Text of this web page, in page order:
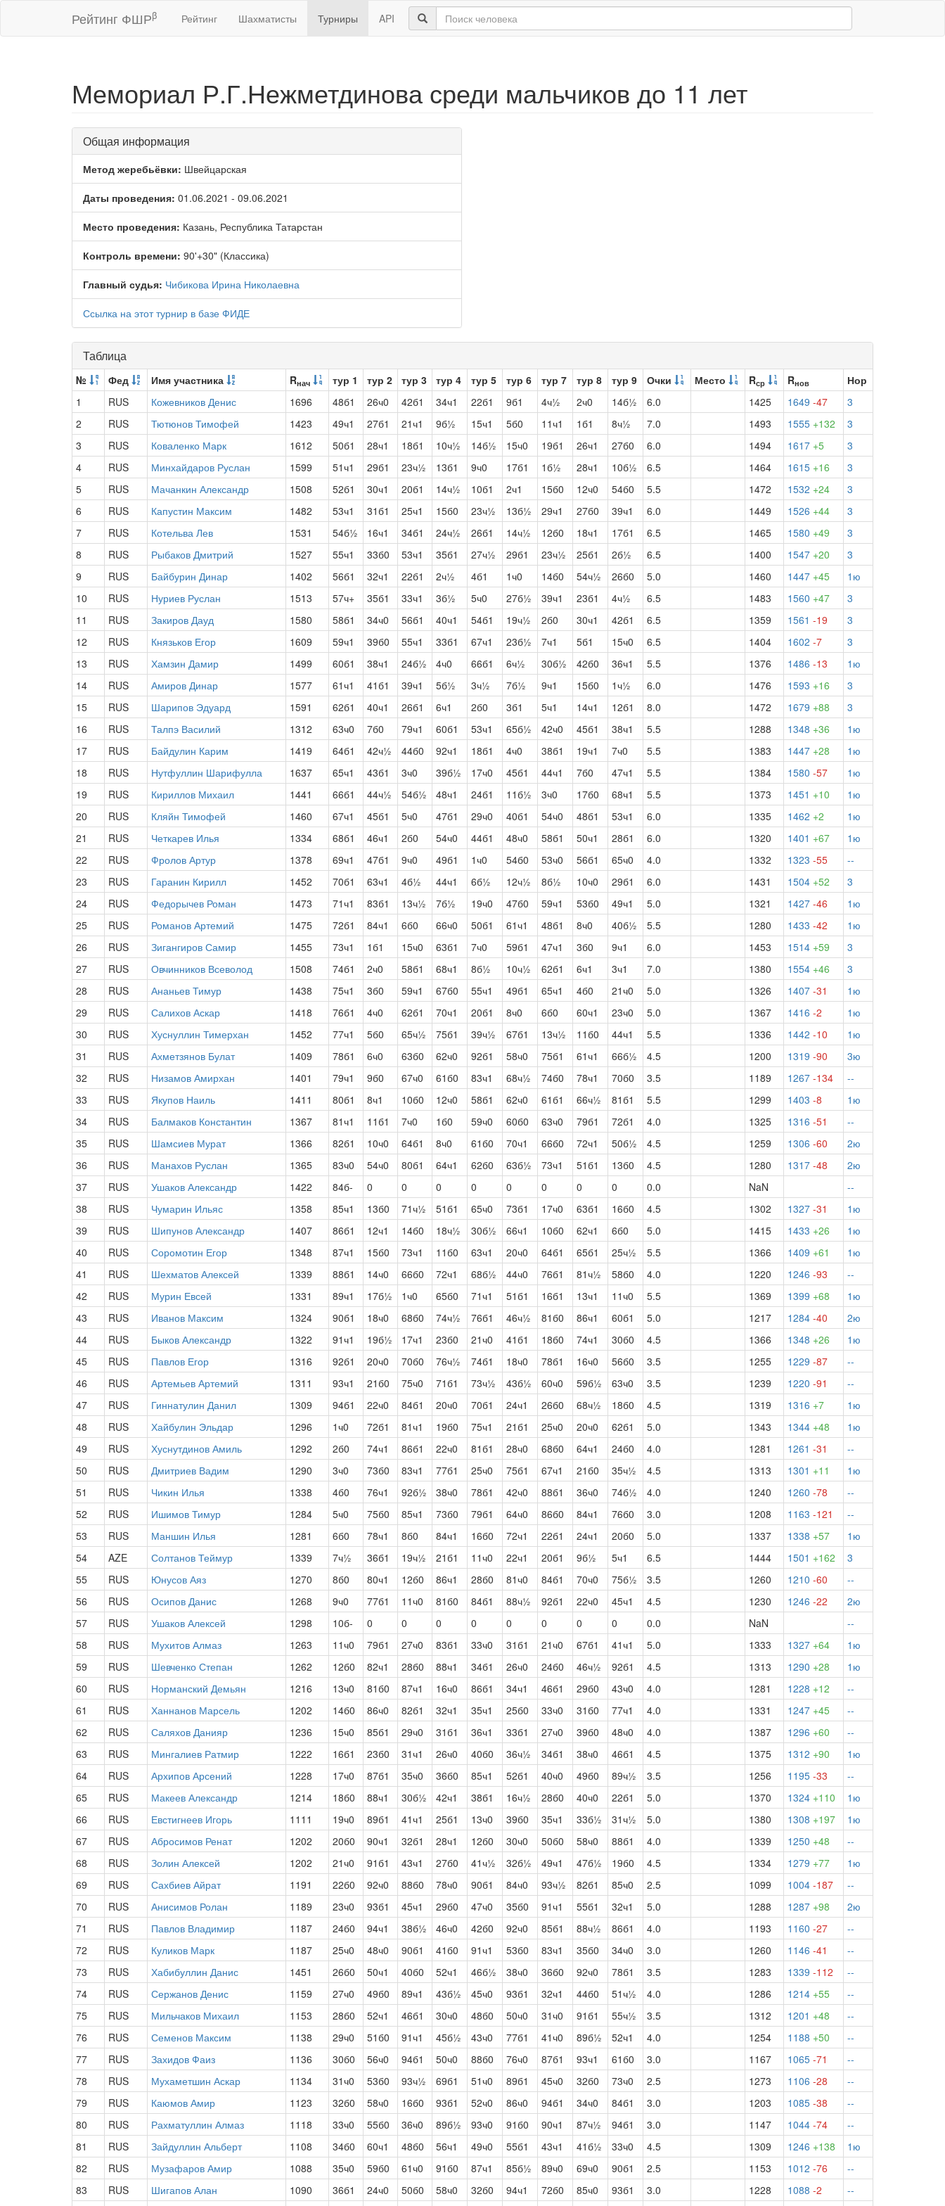
Рейтинг ФШРβ Рейтинг Шахматисты Турниры API
Мемориал Р.Г.Нежметдинова среди мальчиков до 11 лет
Общая информация
Метод жеребьёвки: Швейцарская
Даты проведения: 01.06.2021 - 09.06.2021
Место проведения: Казань, Республика Татарстан
Контроль времени: 90'+30" (Классика)
Главный судья: Чибикова Ирина Николаевна
Ссылка на этот турнир в базе ФИДЕ
Таблица
№ Фед Имя участника Rнач тур 1 тур 2 тур 3 тур 4 тур 5 тур 6 тур 7 тур 8 тур 9 Очки Место Rср Rнов
Нор
1
RUS Кожевников Денис 1696 48б1 26ч0 42б1 34ч1 22б1 9б1 4ч½ 2ч0 14б½ 6.0 1425 1649 -47
3
2
RUS Тютюнов Тимофей 1423 49ч1 27б1 21ч1 9б½ 15ч1 5б0 11ч1 1б1 8ч½ 7.0 1493 1555 +132
3
3
RUS Коваленко Марк 1612 50б1 28ч1 18б1 10ч½ 14б½ 15ч0 19б1 26ч1 27б0 6.0 1494 1617 +5
3
4
RUS Минхайдаров Руслан 1599 51ч1 29б1 23ч½ 13б1 9ч0 17б1 1б½ 28ч1 10б½ 6.5 1464 1615 +16
3
5
RUS Мачанкин Александр 1508 52б1 30ч1 20б1 14ч½ 10б1 2ч1 15б0 12ч0 54б0 5.5 1472 1532 +24
3
6
RUS Капустин Максим 1482 53ч1 31б1 25ч1 15б0 23ч½ 13б½ 29ч1 27б0 39ч1 6.0 1449 1526 +44
3
7
RUS Котельва Лев 1531 54б½ 16ч1 34б1 24ч½ 26б1 14ч½ 12б0 18ч1 17б1 6.5 1465 1580 +49
3
8
RUS Рыбаков Дмитрий 1527 55ч1 33б0 53ч1 35б1 27ч½ 29б1 23ч½ 25б1 2б½ 6.5 1400 1547 +20
3
9
RUS Байбурин Динар 1402 56б1 32ч1 22б1 2ч½ 4б1 1ч0 14б0 54ч½ 26б0 5.0 1460 1447 +45
1ю
10
RUS Нуриев Руслан 1513 57ч+ 35б1 33ч1 3б½ 5ч0 27б½ 39ч1 23б1 4ч½ 6.5 1483 1560 +47
3
11
RUS Закиров Дауд 1580 58б1 34ч0 56б1 40ч1 54б1 19ч½ 2б0 30ч1 42б1 6.5 1359 1561 -19
3
12
RUS Князьков Егор 1609 59ч1 39б0 55ч1 33б1 67ч1 23б½ 7ч1 5б1 15ч0 6.5 1404 1602 -7
3
13
RUS Хамзин Дамир 1499 60б1 38ч1 24б½ 4ч0 66б1 6ч½ 30б½ 42б0 36ч1 5.5 1376 1486 -13
1ю
14
RUS Амиров Динар 1577 61ч1 41б1 39ч1 5б½ 3ч½ 7б½ 9ч1 15б0 1ч½ 6.0 1476 1593 +16
3
15
RUS Шарипов Эдуард 1591 62б1 40ч1 26б1 6ч1 2б0 3б1 5ч1 14ч1 12б1 8.0 1472 1679 +88
3
16
RUS Талпэ Василий 1312 63ч0 7б0 79ч1 60б1 53ч1 65б½ 42ч0 45б1 38ч1 5.5 1288 1348 +36
1ю
17
RUS Байдулин Карим 1419 64б1 42ч½ 44б0 92ч1 18б1 4ч0 38б1 19ч1 7ч0 5.5 1383 1447 +28
1ю
18
RUS Нутфуллин Шарифулла 1637 65ч1 43б1 3ч0 39б½ 17ч0 45б1 44ч1 7б0 47ч1 5.5 1384 1580 -57
1ю
19
RUS Кириллов Михаил 1441 66б1 44ч½ 54б½ 48ч1 24б1 11б½ 3ч0 17б0 68ч1 5.5 1373 1451 +10
1ю
20
RUS Кляйн Тимофей 1460 67ч1 45б1 5ч0 47б1 29ч0 40б1 54ч0 48б1 53ч1 6.0 1335 1462 +2
1ю
21
RUS Четкарев Илья 1334 68б1 46ч1 2б0 54ч0 44б1 48ч0 58б1 50ч1 28б1 6.0 1320 1401 +67
1ю
22
RUS Фролов Артур 1378 69ч1 47б1 9ч0 49б1 1ч0 54б0 53ч0 56б1 65ч0 4.0 1332 1323 -55
--
23
RUS Гаранин Кирилл 1452 70б1 63ч1 4б½ 44ч1 6б½ 12ч½ 8б½ 10ч0 29б1 6.0 1431 1504 +52
3
24
RUS Федорычев Роман 1473 71ч1 83б1 13ч½ 7б½ 19ч0 47б0 59ч1 53б0 49ч1 5.0 1321 1427 -46
1ю
25
RUS Романов Артемий 1475 72б1 84ч1 6б0 66ч0 50б1 61ч1 48б1 8ч0 40б½ 5.5 1280 1433 -42
1ю
26
RUS Зигангиров Самир 1455 73ч1 1б1 15ч0 63б1 7ч0 59б1 47ч1 3б0 9ч1 6.0 1453 1514 +59
3
27
RUS Овчинников Всеволод 1508 74б1 2ч0 58б1 68ч1 8б½ 10ч½ 62б1 6ч1 3ч1 7.0 1380 1554 +46
3
28
RUS Ананьев Тимур 1438 75ч1 3б0 59ч1 67б0 55ч1 49б1 65ч1 4б0 21ч0 5.0 1326 1407 -31
1ю
29
RUS Салихов Аскар 1418 76б1 4ч0 62б1 70ч1 20б1 8ч0 6б0 60ч1 23ч0 5.0 1367 1416 -2
1ю
30
RUS Хуснуллин Тимерхан 1452 77ч1 5б0 65ч½ 75б1 39ч½ 67б1 13ч½ 11б0 44ч1 5.5 1336 1442 -10
1ю
31
RUS Ахметзянов Булат 1409 78б1 6ч0 63б0 62ч0 92б1 58ч0 75б1 61ч1 66б½ 4.5 1200 1319 -90
3ю
32
RUS Низамов Амирхан 1401 79ч1 9б0 67ч0 61б0 83ч1 68ч½ 74б0 78ч1 70б0 3.5 1189 1267 -134
--
33
RUS Якупов Наиль 1411 80б1 8ч1 10б0 12ч0 58б1 62ч0 61б1 66ч½ 81б1 5.5 1299 1403 -8
1ю
34
RUS Балмаков Константин 1367 81ч1 11б1 7ч0 1б0 59ч0 60б0 63ч0 79б1 72б1 4.0 1325 1316 -51
--
35
RUS Шамсиев Мурат 1366 82б1 10ч0 64б1 8ч0 61б0 70ч1 66б0 72ч1 50б½ 4.5 1259 1306 -60
2ю
36
RUS Манахов Руслан 1365 83ч0 54ч0 80б1 64ч1 62б0 63б½ 73ч1 51б1 13б0 4.5 1280 1317 -48
2ю
37
RUS Ушаков Александр 1422 84б- 0 0 0 0 0 0 0 0 0.0 NaN
--
38
RUS Чумарин Ильяс 1358 85ч1 13б0 71ч½ 51б1 65ч0 73б1 17ч0 63б1 16б0 4.5 1302 1327 -31
1ю
39
RUS Шипунов Александр 1407 86б1 12ч1 14б0 18ч½ 30б½ 66ч1 10б0 62ч1 6б0 5.0 1415 1433 +26
1ю
40
RUS Соромотин Егор 1348 87ч1 15б0 73ч1 11б0 63ч1 20ч0 64б1 65б1 25ч½ 5.5 1366 1409 +61
1ю
41
RUS Шехматов Алексей 1339 88б1 14ч0 66б0 72ч1 68б½ 44ч0 76б1 81ч½ 58б0 4.0 1220 1246 -93
--
42
RUS Мурин Евсей 1331 89ч1 17б½ 1ч0 65б0 71ч1 51б1 16б1 13ч1 11ч0 5.5 1369 1399 +68
1ю
43
RUS Иванов Максим 1324 90б1 18ч0 68б0 74ч½ 76б1 46ч½ 81б0 86ч1 60б1 5.0 1217 1284 -40
2ю
44
RUS Быков Александр 1322 91ч1 19б½ 17ч1 23б0 21ч0 41б1 18б0 74ч1 30б0 4.5 1366 1348 +26
1ю
45
RUS Павлов Егор 1316 92б1 20ч0 70б0 76ч½ 74б1 18ч0 78б1 16ч0 56б0 3.5 1255 1229 -87
--
46
RUS Артемьев Артемий 1311 93ч1 21б0 75ч0 71б1 73ч½ 43б½ 60ч0 59б½ 63ч0 3.5 1239 1220 -91
--
47
RUS Гиннатулин Данил 1309 94б1 22ч0 84б1 20ч0 70б1 24ч1 26б0 68ч½ 18б0 4.5 1319 1316 +7
1ю
48
RUS Хайбулин Эльдар 1296 1ч0 72б1 81ч1 19б0 75ч1 21б1 25ч0 20ч0 62б1 5.0 1343 1344 +48
1ю
49
RUS Хуснутдинов Амиль 1292 2б0 74ч1 86б1 22ч0 81б1 28ч0 68б0 64ч1 24б0 4.0 1281 1261 -31
--
50
RUS Дмитриев Вадим 1290 3ч0 73б0 83ч1 77б1 25ч0 75б1 67ч1 21б0 35ч½ 4.5 1313 1301 +11
1ю
51
RUS Чикин Илья 1338 4б0 76ч1 92б½ 38ч0 78б1 42ч0 88б1 36ч0 74б½ 4.0 1240 1260 -78
--
52
RUS Ишимов Тимур 1284 5ч0 75б0 85ч1 73б0 79б1 64ч0 86б0 84ч1 76б0 3.0 1208 1163 -121
--
53
RUS Маншин Илья 1281 6б0 78ч1 8б0 84ч1 16б0 72ч1 22б1 24ч1 20б0 5.0 1337 1338 +57
1ю
54
AZE Солтанов Теймур 1339 7ч½ 36б1 19ч½ 21б1 11ч0 22ч1 20б1 9б½ 5ч1 6.5 1444 1501 +162
3
55
RUS Юнусов Аяз 1270 8б0 80ч1 12б0 86ч1 28б0 81ч0 84б1 70ч0 75б½ 3.5 1260 1210 -60
--
56
RUS Осипов Данис 1268 9ч0 77б1 11ч0 81б0 84б1 88ч½ 92б1 22ч0 45ч1 4.5 1230 1246 -22
2ю
57
RUS Ушаков Алексей 1298 10б- 0 0 0 0 0 0 0 0 0.0 NaN
--
58
RUS Мухитов Алмаз 1263 11ч0 79б1 27ч0 83б1 33ч0 31б1 21ч0 67б1 41ч1 5.0 1333 1327 +64
1ю
59
RUS Шевченко Степан 1262 12б0 82ч1 28б0 88ч1 34б1 26ч0 24б0 46ч½ 92б1 4.5 1313 1290 +28
1ю
60
RUS Норманский Демьян 1216 13ч0 81б0 87ч1 16ч0 86б1 34ч1 46б1 29б0 43ч0 4.0 1281 1228 +12
--
61
RUS Ханнанов Марсель 1202 14б0 86ч0 82б1 32ч1 35ч1 25б0 33ч0 31б0 77ч1 4.0 1331 1247 +45
--
62
RUS Саляхов Данияр 1236 15ч0 85б1 29ч0 31б1 36ч1 33б1 27ч0 39б0 48ч0 4.0 1387 1296 +60
--
63
RUS Мингалиев Ратмир 1222 16б1 23б0 31ч1 26ч0 40б0 36ч½ 34б1 38ч0 46б1 4.5 1375 1312 +90
1ю
64
RUS Архипов Арсений 1228 17ч0 87б1 35ч0 36б0 85ч1 52б1 40ч0 49б0 89ч½ 3.5 1256 1195 -33
--
65
RUS Макеев Александр 1214 18б0 88ч1 30б½ 42ч1 38б1 16ч½ 28б0 40ч0 22б1 5.0 1370 1324 +110
1ю
66
RUS Евстигнеев Игорь 1111 19ч0 89б1 41ч1 25б1 13ч0 39б0 35ч1 33б½ 31ч½ 5.0 1380 1308 +197
1ю
67
RUS Абросимов Ренат 1202 20б0 90ч1 32б1 28ч1 12б0 30ч0 50б0 58ч0 88б1 4.0 1339 1250 +48
--
68
RUS Золин Алексей 1202 21ч0 91б1 43ч1 27б0 41ч½ 32б½ 49ч1 47б½ 19б0 4.5 1334 1279 +77
1ю
69
RUS Сахбиев Айрат 1191 22б0 92ч0 88б0 78ч0 90б1 84ч0 93ч½ 82б1 85ч0 2.5 1099 1004 -187
--
70
RUS Анисимов Ролан 1189 23ч0 93б1 45ч1 29б0 47ч0 35б0 91ч1 55б1 32ч1 5.0 1288 1287 +98
2ю
71
RUS Павлов Владимир 1187 24б0 94ч1 38б½ 46ч0 42б0 92ч0 85б1 88ч½ 86б1 4.0 1193 1160 -27
--
72
RUS Куликов Марк 1187 25ч0 48ч0 90б1 41б0 91ч1 53б0 83ч1 35б0 34ч0 3.0 1260 1146 -41
--
73
RUS Хабибуллин Данис 1451 26б0 50ч1 40б0 52ч1 46б½ 38ч0 36б0 92ч0 78б1 3.5 1283 1339 -112
--
74
RUS Сержанов Денис 1159 27ч0 49б0 89ч1 43б½ 45ч0 93б1 32ч1 44б0 51ч½ 4.0 1286 1214 +55
--
75
RUS Мильчаков Михаил 1153 28б0 52ч1 46б1 30ч0 48б0 50ч0 31ч0 91б1 55ч½ 3.5 1312 1201 +48
--
76
RUS Семенов Максим 1138 29ч0 51б0 91ч1 45б½ 43ч0 77б1 41ч0 89б½ 52ч1 4.0 1254 1188 +50
--
77
RUS Захидов Фаиз 1136 30б0 56ч0 94б1 50ч0 88б0 76ч0 87б1 93ч1 61б0 3.0 1167 1065 -71
--
78
RUS Мухаметшин Аскар 1134 31ч0 53б0 93ч½ 69б1 51ч0 89б1 45ч0 32б0 73ч0 2.5 1273 1106 -28
--
79
RUS Каюмов Амир 1123 32б0 58ч0 16б0 93б1 52ч0 86ч0 94б1 34ч0 84б1 3.0 1203 1085 -38
--
80
RUS Рахматуллин Алмаз 1118 33ч0 55б0 36ч0 89б½ 93ч0 91б0 90ч1 87ч½ 94б1 3.0 1147 1044 -74
--
81
RUS Зайдуллин Альберт 1108 34б0 60ч1 48б0 56ч1 49ч0 55б1 43ч1 41б½ 33ч0 4.5 1309 1246 +138
1ю
82
RUS Музафаров Амир 1088 35ч0 59б0 61ч0 91б0 87ч1 85б½ 89ч0 69ч0 90б1 2.5 1153 1012 -76
--
83
RUS Шигапов Алан 1090 36б1 24ч0 50б0 58ч0 32б0 94ч1 72б0 85ч0 93б1 3.0 1228 1088 -2
--